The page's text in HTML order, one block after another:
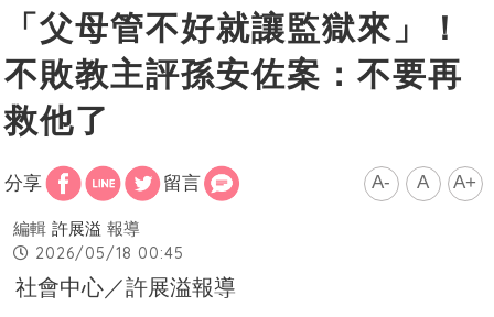
「父母管不好就讓監獄來」！
不敗教主評孫安佐案：不要再
救他了
分享 留言 A- A A+
編輯 許展溢 報導
2026/05/18 00:45
社會中心／許展溢報導